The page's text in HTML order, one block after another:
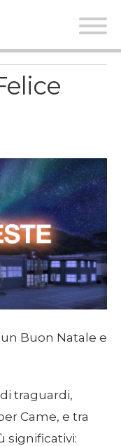
Buon Natale e
traguardi,
Came, e tra
significativi: